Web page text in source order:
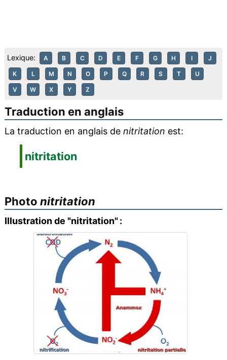
Lexique: A B C D E F G H I J
K L M N O P Q R S T U
V W X Y Z
Traduction en anglais
La traduction en anglais de nitritation est:
nitritation
Photo nitritation
Illustration de "nitritation" :